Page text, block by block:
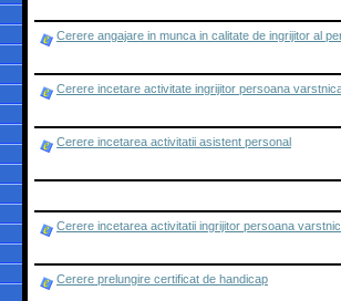
Cerere angajare in munca in calitate de ingrijitor al
Cerere incetare activitate ingrijitor persoana
Cerere incetarea activitatii asistent personal
Cerere incetarea activitatii ingrijitor persoana
Cerere prelungire certificat de handicap